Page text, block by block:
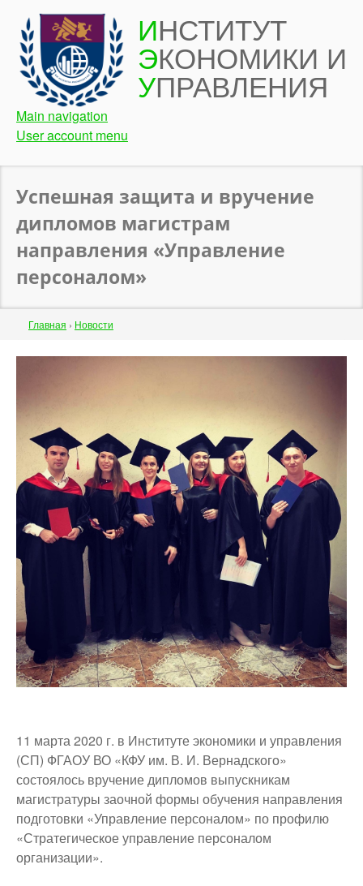
Перейти
основному
содержанию
ИНСТИТУТ
ЭКОНОМИКИ И
УПРАВЛЕНИЯ
Main navigation
User account menu
Успешная защита и вручение
дипломов магистрам
направления «Управление
персоналом»
Строка
навигации
Главная › Новости
top
11 марта 2020 г. в Институте экономики и управления
(СП) ФГАОУ ВО «КФУ им. В. И. Вернадского»
состоялось вручение дипломов выпускникам
магистратуры заочной формы обучения направления
подготовки «Управление персоналом» по профилю
«Стратегическое управление персоналом
организации».